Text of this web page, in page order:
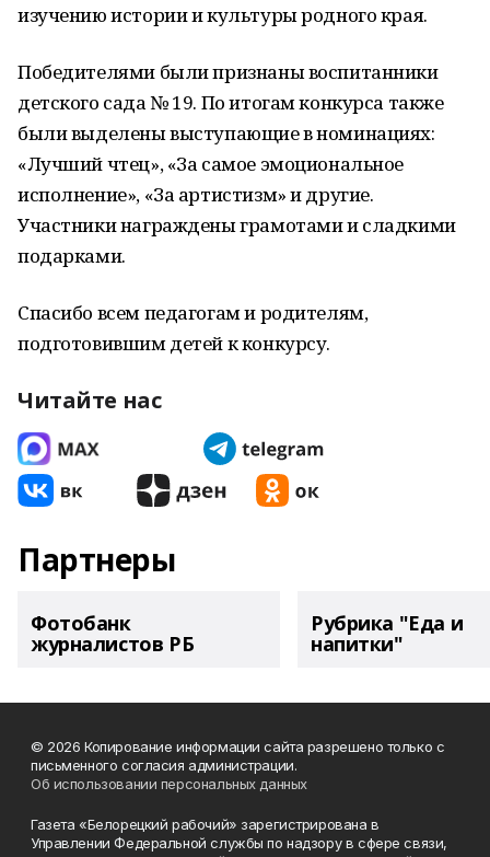
изучению истории и культуры родного края.
Победителями были признаны воспитанники
детского сада № 19. По итогам конкурса также
были выделены выступающие в номинациях:
«Лучший чтец», «За самое эмоциональное
исполнение», «За артистизм» и другие.
Участники награждены грамотами и сладкими
подарками.
Спасибо всем педагогам и родителям,
подготовившим детей к конкурсу.
Читайте нас
Партнеры
Фотобанк
журналистов РБ
Рубрика "Еда и
напитки"
© 2026 Копирование информации сайта разрешено только с
письменного согласия администрации.
Об использовании персональных данных
Газета «Белорецкий рабочий» зарегистрирована в
Управлении Федеральной службы по надзору в сфере связи,